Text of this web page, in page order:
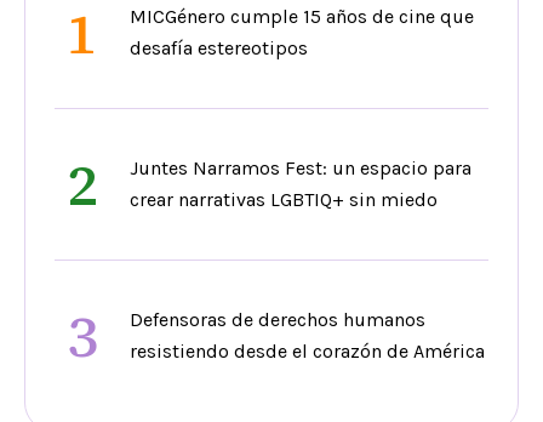
1
MICGénero cumple 15 años de cine que
desafía estereotipos
2
Juntes Narramos Fest: un espacio para
crear narrativas LGBTIQ+ sin miedo
3
Defensoras de derechos humanos
resistiendo desde el corazón de América